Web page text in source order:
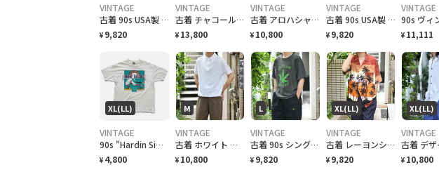
VINTAGE
古着 90s USA製 スキーリゾート スーベニアTシャツ プリントTシャツ 黒
¥ 9,820
VINTAGE
古着 チャコールグレー リネンスラックス スラックス ワイドパンツ タックパンツ
¥ 13,800
VINTAGE
古着 アロハシャツ シルクシャツ レーヨンシャツ 柄シャツ 総柄シャツ
¥ 10,800
VINTAGE
古着 90s USA製 シングルステッチ ビール プロモーション Tシャツ
¥ 9,820
VINTAGE
¥ 11,111
XL(LL)
VINTAGE
90s "Hardin Simmons University Cowboy Baseball" T-Shirt ハーディン シモンズ大学 カウボーイズベースボール Tシャツ [XL]
¥ 4,800
M
VINTAGE
古着 ホワイト 白 ニットポロ ポロシャツ 半袖ポロシャツ プルオーバー
¥ 10,800
L
VINTAGE
古着 90s シングルステッチ 大麻合法化運動 プリントTシャツ フェード
¥ 9,820
XL(LL)
VINTAGE
古着 レーヨンシャツ アロハシャツ 夕日 半袖シャツ オープンカラーシャツ
¥ 9,820
XL(LL)
VINTAGE
¥ 10,800